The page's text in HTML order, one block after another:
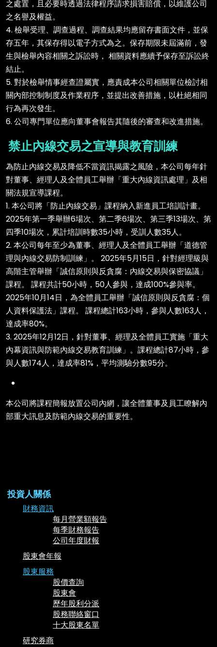
之處置，且必要時透過法律程序請求損害賠償，以維護公司
之名譽及權益。
4. 檢舉受理、調查過程、調查結果均應留存書面文件，並保
存五年，其保存得以電子方式為之。保存期限未屆滿前，發
生與檢舉內容相關之訴訟時， 相關資料應續予保存至訴訟終
結止。
5. 對於檢舉情事經查證屬實，應責成本公司相關單位檢討相
關內部控制制度及作業程序，並提出改善措施，以杜絕相同
行為再次發生。
6. 公司專門單位應向董事會報告其隨後的審查和改進措施。
禁止內線交易之宣導與教育訓練
為防止內線交易及降低不當資訊揭露之風險，本公司每年針
對董事、經理人及全體員工舉辦「重大內線資訊處理」及相
關法規宣導課程。
1. 本公司將「防止內線交易」課程納入新進員工培訓計畫。
2025年第一季舉辦6場次、第二季6場次、第三季13場次、第
四季10場次，累計培訓時數35小時，受訓人數35人。
2. 本公司每年至少為董事、經理人及全體員工舉辦「道德管
理與內線交易防制訓練」。 2025年5月15日，針對經理級與
高階主管舉辦「誠信原則與反貪腐：內線交易與保密協議」
課程。 課程共計50小時，50人參與，達成100%參與率。
2025年10月14日，為全體員工舉辦「誠信原則與反貪腐：個
人資料保護法」課程。 課程總計163小時，參與人數163人，
達成率80%。
3. 2025年12月12日，針對董事、經理及全體員工實施「重大
內幕資訊與防範內線交易教育訓練」。課程總計87小時，參
與人數174人，達成率81%，平均測驗分數95分。
本公司將課程簡報放置公司內網，讓全體董事及員工瞭解內
部重大訊息及防範內線交易的重要性。
投資人關係
財務資訊
每月營業額報告
每季財務報告
公司年度財報
股東會年報
股東服務
股價查詢
股東會
歷年股利分派
股務聯絡窗口
十大股東名單
研究券商